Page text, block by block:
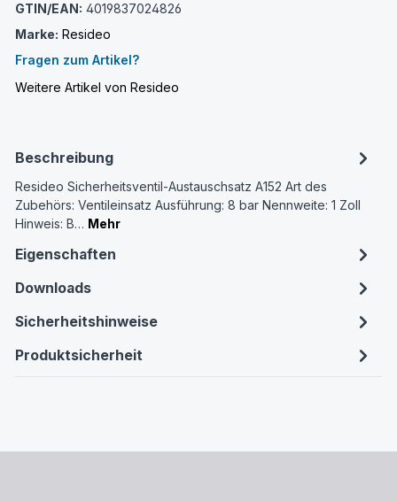
GTIN/EAN: 4019837024826
Marke: Resideo
Fragen zum Artikel?
Weitere Artikel von Resideo
Beschreibung
Resideo Sicherheitsventil-Austauschsatz A152 Art des
Zubehörs: Ventileinsatz Ausführung: 8 bar Nennweite: 1 Zoll
Hinweis: B… Mehr
Eigenschaften
Downloads
Sicherheitshinweise
Produktsicherheit